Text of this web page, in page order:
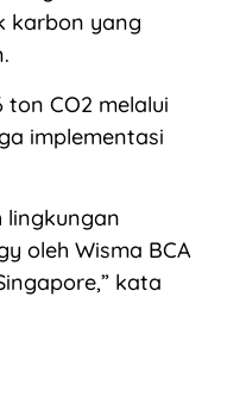
karbon yang
ton CO2 melalui
implementasi
lingkungan
oleh Wisma BCA
kata